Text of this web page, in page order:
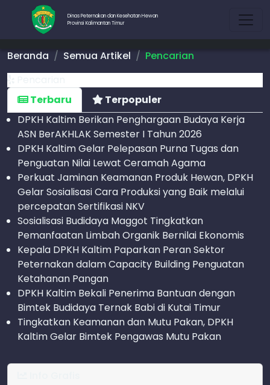
Dinas Peternakan dan Kesehatan Hewan
Provinsi Kalimantan Timur
Beranda Semua Artikel
Pencarian
Terbaru
Terpopuler
DPKH Kaltim Berikan Penghargaan Budaya Kerja
ASN BerAKHLAK Semester I Tahun 2026
DPKH Kaltim Gelar Pelepasan Purna Tugas dan
Penguatan Nilai Lewat Ceramah Agama
Perkuat Jaminan Keamanan Produk Hewan, DPKH
Gelar Sosialisasi Cara Produksi yang Baik melalui
percepatan Sertifikasi NKV
Sosialisasi Budidaya Maggot Tingkatkan
Pemanfaatan Limbah Organik Bernilai Ekonomis
Kepala DPKH Kaltim Paparkan Peran Sektor
Peternakan dalam Capacity Building Penguatan
Ketahanan Pangan
DPKH Kaltim Bekali Penerima Bantuan dengan
Bimtek Budidaya Ternak Babi di Kutai Timur
Tingkatkan Keamanan dan Mutu Pakan, DPKH
Kaltim Gelar Bimtek Pengawas Mutu Pakan